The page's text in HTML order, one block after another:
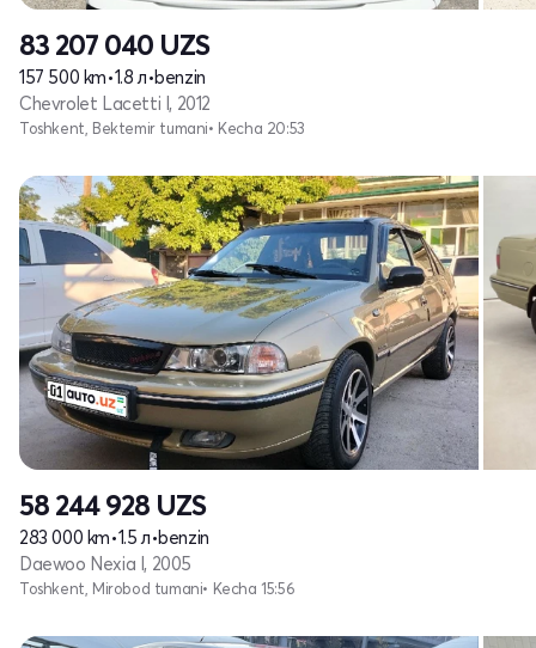
83 207 040 UZS
157 500 km•1.8 л•benzin
Chevrolet Lacetti I, 2012
Toshkent, Bektemir tumani• Kecha 20:53
58 244 928 UZS
283 000 km•1.5 л•benzin
Daewoo Nexia I, 2005
Toshkent, Mirobod tumani• Kecha 15:56